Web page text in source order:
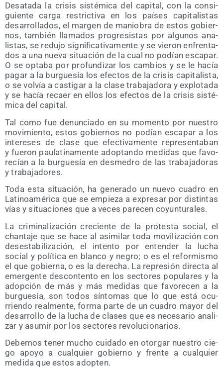
Des­ata­da la cri­sis sis­té­mi­ca del capi­tal, con la con­si­
guien­te car­ga res­tric­ti­va en los paí­ses capi­ta­lis­tas
desa­rro­lla­dos, el mar­gen de manio­bra de estos gobier­
nos, tam­bién lla­ma­dos pro­gre­sis­tas por algu­nos ana­
lis­tas, se redu­jo sig­ni­fi­ca­ti­va­men­te y se vie­ron enfren­ta­
dos a una nue­va situa­ción de la cual no podían esca­par.
O se opta­ba por pro­fun­di­zar los cam­bios y se le hacía
pagar a la bur­gue­sía los efec­tos de la cri­sis capi­ta­lis­ta,
o se vol­vía a cas­ti­gar a la cla­se tra­ba­ja­do­ra y explo­ta­da
y se hacía recaer en ellos los efec­tos de la cri­sis sis­té­
mi­ca del capital.
Tal como fue denun­cia­do en su momen­to por nues­tro
movi­mien­to, estos gobier­nos no podían esca­par a los
intere­ses de cla­se que efec­ti­va­men­te repre­sen­ta­ban
y fue­ron pau­la­ti­na­men­te adop­tan­do medi­das que favo­
re­cían a la bur­gue­sía en des­me­dro de las tra­ba­ja­do­ras
y trabajadores.
Toda esta situa­ción, ha gene­ra­do un nue­vo cua­dro en
Lati­noa­mé­ri­ca que se empie­za a expre­sar por dis­tin­tas
vías y situa­cio­nes que a veces pare­cen coyunturales.
La cri­mi­na­li­za­ción cre­cien­te de la pro­tes­ta social, el
chan­ta­je que se hace al asi­mi­lar toda movi­li­za­ción con
des­es­ta­bi­li­za­ción, el inten­to por enten­der la lucha
social y polí­ti­ca en blan­co y negro; o es el refor­mis­mo
el que gobier­na, o es la dere­cha. La repre­sión direc­ta al
emer­gen­te des­con­ten­to en los sec­to­res popu­la­res y la
adop­ción de más y más medi­das que favo­re­cen a la
bur­gue­sía, son todos sín­to­mas que lo que está ocu­
rrien­do real­men­te, for­ma par­te de un cua­dro mayor del
desa­rro­llo de la lucha de cla­ses que es nece­sa­rio ana­li­
zar y asu­mir por los sec­to­res revolucionarios.
Debe­mos tener mucho cui­da­do en otor­gar nues­tro cie­
go apo­yo a cual­quier gobierno y fren­te a cual­quier
medi­da que estos adopten.